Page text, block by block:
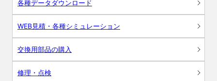
各種データダウンロード
WEB見積・各種シミュレーション
交換用部品の購入
修理・点検